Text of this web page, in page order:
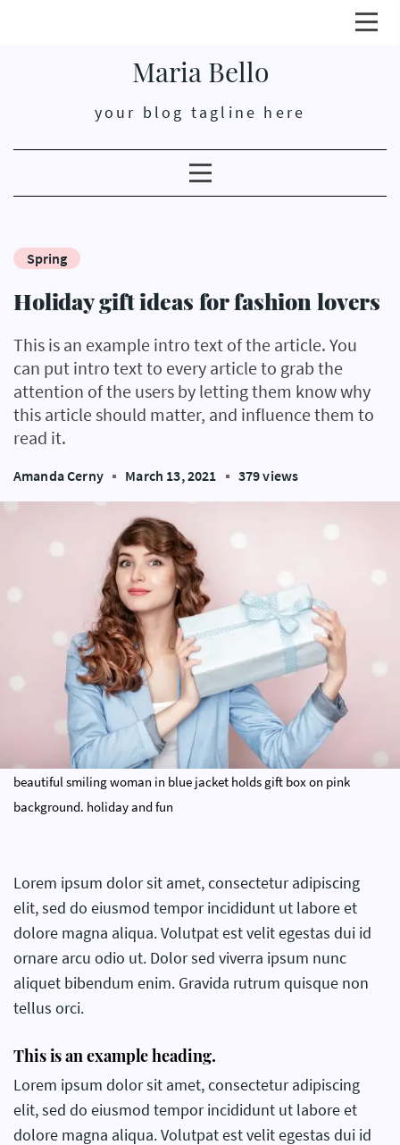
Maria Bello
your blog tagline here
Clicking
secondary
menu
Spring
Holiday gift ideas for fashion lovers
This is an example intro text of the article. You
can put intro text to every article to grab the
attention of the users by letting them know why
this article should matter, and influence them to
read it.
Amanda Cerny March 13, 2021 379 views
beautiful smiling woman in blue jacket holds gift box on pink
background. holiday and fun
Lorem ipsum dolor sit amet, consectetur adipiscing
elit, sed do eiusmod tempor incididunt ut labore et
dolore magna aliqua. Volutpat est velit egestas dui id
ornare arcu odio ut. Dolor sed viverra ipsum nunc
aliquet bibendum enim. Gravida rutrum quisque non
tellus orci.
This is an example heading.
Lorem ipsum dolor sit amet, consectetur adipiscing
elit, sed do eiusmod tempor incididunt ut labore et
dolore magna aliqua. Volutpat est velit egestas dui id